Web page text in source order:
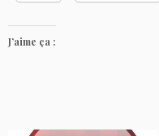
J’aime ça :